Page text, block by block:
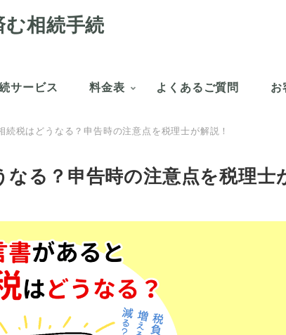
む相続手続
サービス 料金表 よくあるご質問 お
続税はどうなる？申告時の注意点を税理士が解説！
る？申告時の注意点を税理士